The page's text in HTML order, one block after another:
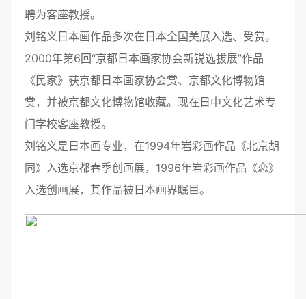
聘为客座教授。
刘铭义日本画作品多次在日本全国美展入选、受赏。
2000年第6回“京都日本画家协会新锐选拔展”作品
《民家》获京都日本画家协会赏、京都文化博物馆
赏，并被京都文化博物馆收藏。现在日中文化艺术专
门学校客座教授。
刘铭义是日本画专业，在1994年岩彩画作品《北京胡
同》入选京都春季创画展，1996年岩彩画作品《恋》
入选创画展，其作品被日本画界瞩目。